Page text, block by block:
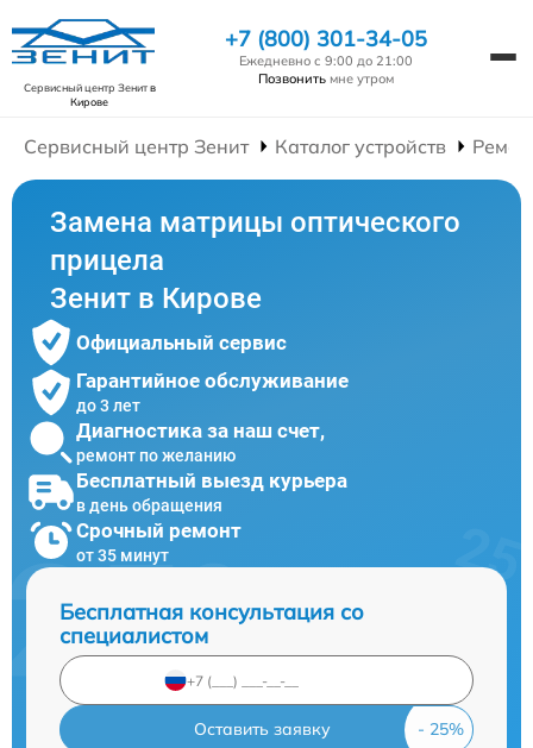
Сервисный центр Зенитв
Кирове
+7 (800) 301-34-05
Ежедневно с 9:00 до 21:00
Позвонить мне утром
Сервисный центр Зенит Каталог устройств
Замена матрицы оптического
прицела
Зенит в Кирове
Официальный сервис
Гарантийное обслуживание
до 3 лет
Диагностика за наш счет,
ремонт по желанию
Бесплатный выезд курьера
в день обращения
Срочный ремонт
от 35 минут
Бесплатная консультация со
специалистом
Оставить заявку